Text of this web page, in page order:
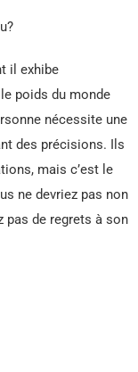
il exhibe
poids du monde
nécessite une
des précisions. Ils
mais c’est le
ne devriez pas non
pas de regrets à son